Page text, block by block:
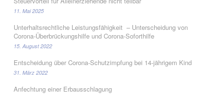
11. Mai 2025
Unterhaltsrechtliche Leistungsfähigkeit – Unterscheidung von
Corona-Überbrückungshilfe und Corona-Soforthilfe
15. August 2022
Entscheidung über Corona-Schutzimpfung bei 14-jährigem Kind
31. März 2022
Anfechtung einer Erbausschlagung